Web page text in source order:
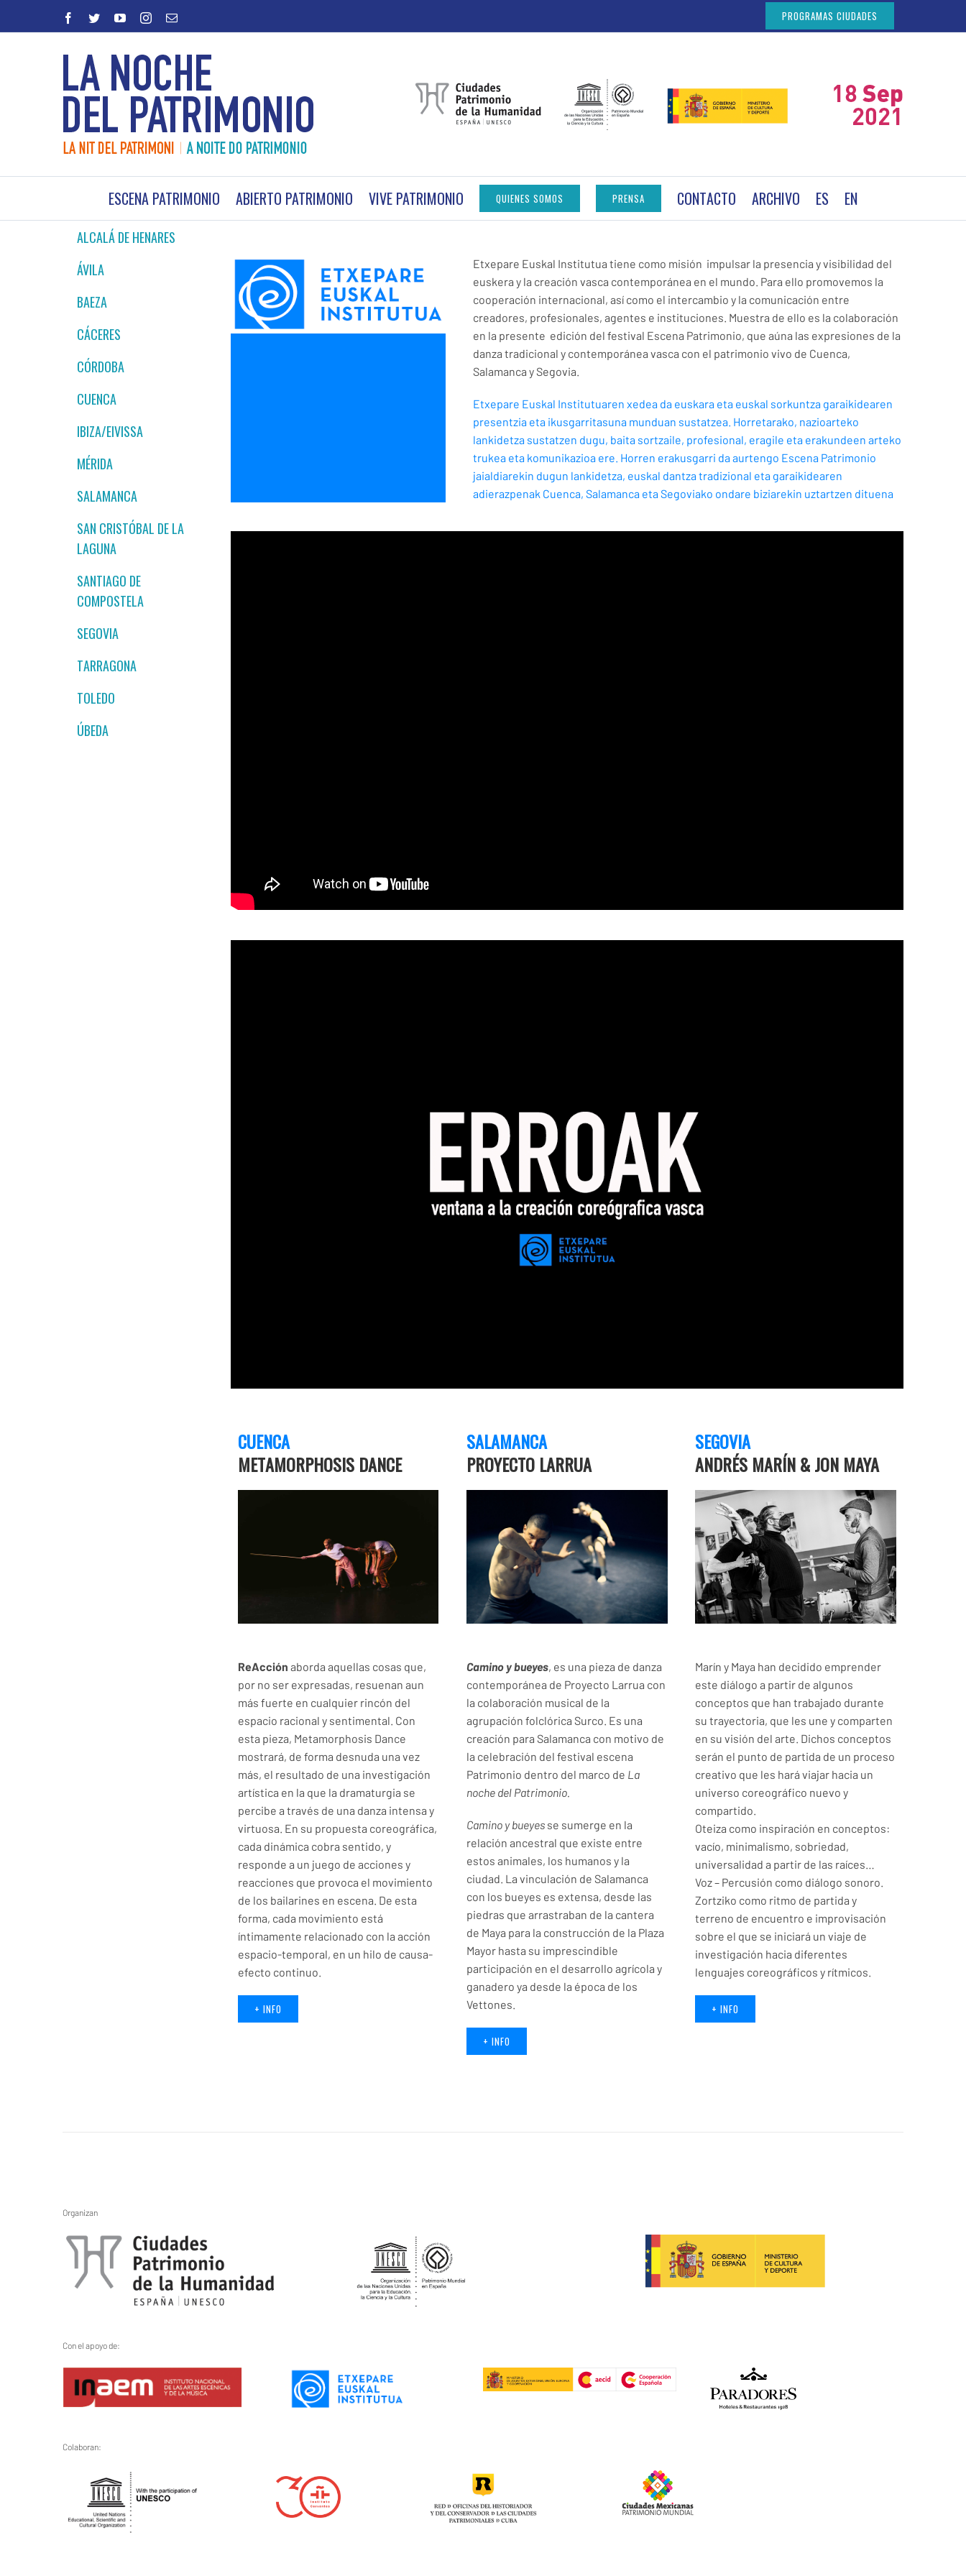
facebook
twitteryoutubeinstagramCorreo
PROGRAMAS CIUDADES
ESCENA PATRIMONIO ABIERTO PATRIMONIO VIVE PATRIMONIO QUIENES SOMOS PRENSA CONTACTO ARCHIVO ES EN
ALCALÁ DE HENARES
ÁVILA
BAEZA
CÁCERES
CÓRDOBA
CUENCA
IBIZA/EIVISSA
MÉRIDA
SALAMANCA
SAN CRISTÓBAL DE LA
LAGUNA
SANTIAGO DE
COMPOSTELA
SEGOVIA
TARRAGONA
TOLEDO
ÚBEDA
Etxepare Euskal Institutua tiene como misión impulsar la presencia y visibilidad del
euskera y la creación vasca contemporánea en el mundo. Para ello promovemos la
cooperación internacional, así como el intercambio y la comunicación entre
creadores, profesionales, agentes e instituciones. Muestra de ello es la colaboración
en la presente edición del festival Escena Patrimonio, que aúna las expresiones de la
danza tradicional y contemporánea vasca con el patrimonio vivo de Cuenca,
Salamanca y Segovia.
Etxepare Euskal Institutuaren xedea da euskara eta euskal sorkuntza garaikidearen
presentzia eta ikusgarritasuna munduan sustatzea. Horretarako, nazioarteko
lankidetza sustatzen dugu, baita sortzaile, profesional, eragile eta erakundeen arteko
trukea eta komunikazioa ere. Horren erakusgarri da aurtengo Escena Patrimonio
jaialdiarekin dugun lankidetza, euskal dantza tradizional eta garaikidearen
adierazpenak Cuenca, Salamanca eta Segoviako ondare biziarekin uztartzen dituena
CUENCA
METAMORPHOSIS DANCE
ReAcción aborda aquellas cosas que,
por no ser expresadas, resuenan aun
más fuerte en cualquier rincón del
espacio racional y sentimental. Con
esta pieza, Metamorphosis Dance
mostrará, de forma desnuda una vez
más, el resultado de una investigación
artística en la que la dramaturgia se
percibe a través de una danza intensa y
virtuosa. En su propuesta coreográfica,
cada dinámica cobra sentido, y
responde a un juego de acciones y
reacciones que provoca el movimiento
de los bailarines en escena. De esta
forma, cada movimiento está
íntimamente relacionado con la acción
espacio-temporal, en un hilo de causa-
efecto continuo.
+ INFO
SALAMANCA
PROYECTO LARRUA
Camino y bueyes, es una pieza de danza
contemporánea de Proyecto Larrua con
la colaboración musical de la
agrupación folclórica Surco. Es una
creación para Salamanca con motivo de
la celebración del festival escena
Patrimonio dentro del marco de La
noche del Patrimonio.
Camino y bueyes se sumerge en la
relación ancestral que existe entre
estos animales, los humanos y la
ciudad. La vinculación de Salamanca
con los bueyes es extensa, desde las
piedras que arrastraban de la cantera
de Maya para la construcción de la Plaza
Mayor hasta su imprescindible
participación en el desarrollo agrícola y
ganadero ya desde la época de los
Vettones.
+ INFO
SEGOVIA
ANDRÉS MARÍN & JON MAYA
Marín y Maya han decidido emprender
este diálogo a partir de algunos
conceptos que han trabajado durante
su trayectoria, que les une y comparten
en su visión del arte. Dichos conceptos
serán el punto de partida de un proceso
creativo que les hará viajar hacia un
universo coreográfico nuevo y
compartido.
Oteiza como inspiración en conceptos:
vacío, minimalismo, sobriedad,
universalidad a partir de las raíces…
Voz – Percusión como diálogo sonoro.
Zortziko como ritmo de partida y
terreno de encuentro e improvisación
sobre el que se iniciará un viaje de
investigación hacia diferentes
lenguajes coreográficos y rítmicos.
+ INFO
Organizan
Con el apoyo de:
Colaboran: